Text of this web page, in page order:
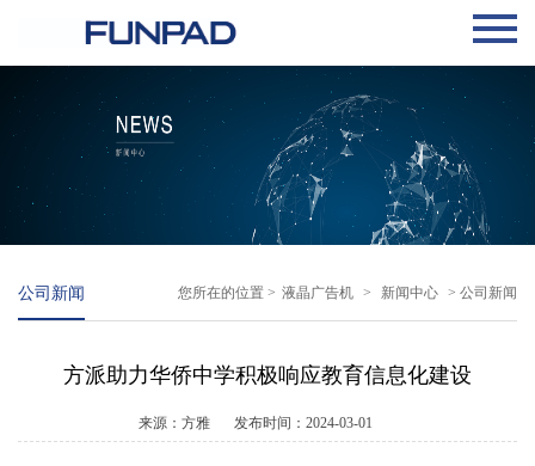
您所在的位置 > 液晶广告机 > 新闻中心 > 公司新闻
公司新闻
方派助力华侨中学积极响应教育信息化建设
来源：方雅 发布时间：2024-03-01